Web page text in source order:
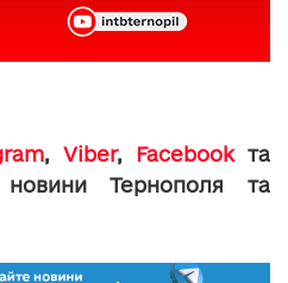
, Viber, Facebookта
Тернополя та